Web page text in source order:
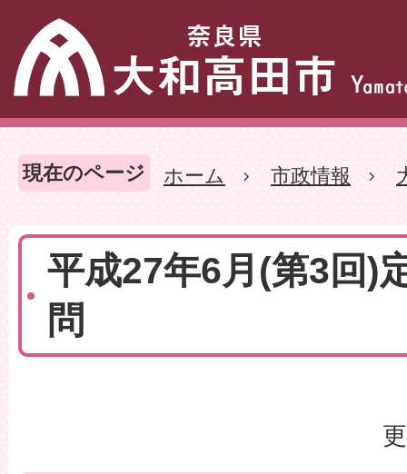
現在のページ ホーム 市政情報
平成27年6月(第3回)
問